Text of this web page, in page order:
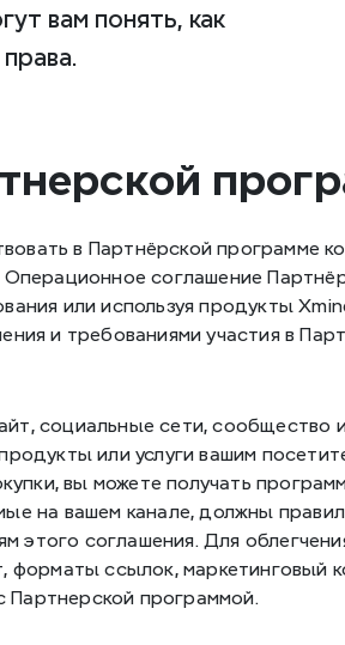
вам понять, как
в Партнёрской программе
соглашение
или используя продукты
и требованиями участия в
социальные сети, сообщество
или услуги вашим
вы можете получать
на вашем канале, должны
этого соглашения. Для
форматы ссылок, маркетинговый
Партнерской программой.